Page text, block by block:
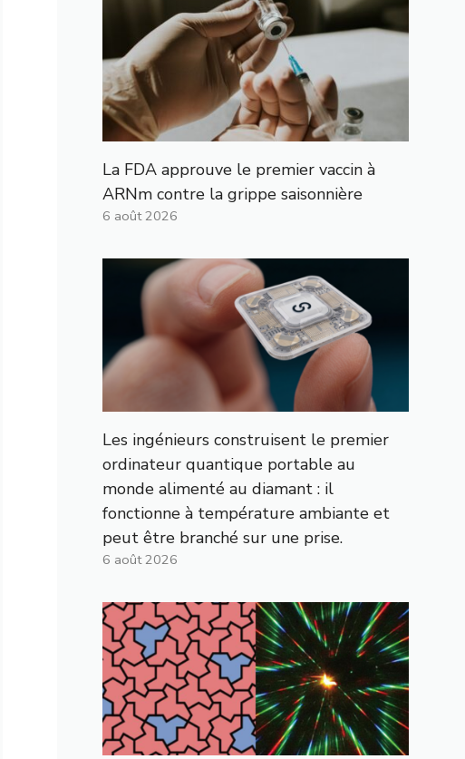
La FDA approuve le premier vaccin à
ARNm contre la grippe saisonnière
6 août 2026
Les ingénieurs construisent le premier
ordinateur quantique portable au
monde alimenté au diamant : il
fonctionne à température ambiante et
peut être branché sur une prise.
6 août 2026